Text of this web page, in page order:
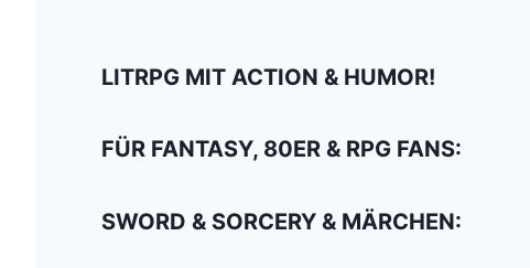
LITRPG MIT ACTION & HUMOR!
FÜR FANTASY, 80ER & RPG FANS:
SWORD & SORCERY & MÄRCHEN: